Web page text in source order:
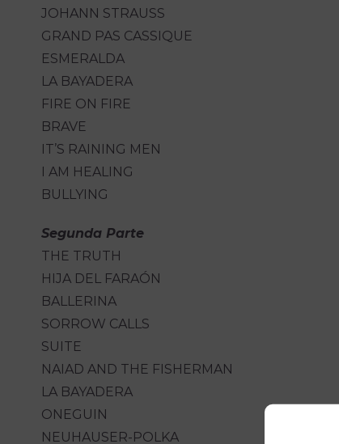
JOHANN STRAUSS
GRAND PAS CASSIQUE
ESMERALDA
LA BAYADERA
FIRE ON FIRE
BRAVE
IT’S RAINING MEN
I AM HEALING
BULLYING
Segunda Parte
THE TRUTH
HIJA DEL FARAÓN
BALLERINA
SORROW CALLS
SUITE
NAIAD AND THE FISHERMAN
LA BAYADERA
ONEGUIN
NEUHAUSER-POLKA